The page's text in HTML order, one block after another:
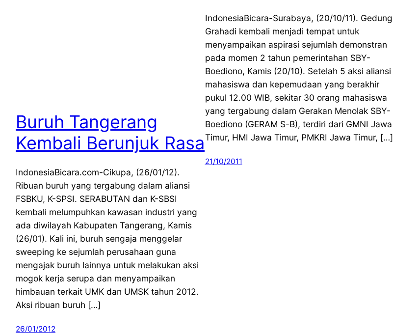
Buruh Tangerang
Kembali Berunjuk Rasa
IndonesiaBicara.com-Cikupa, (26/01/12).
Ribuan buruh yang tergabung dalam aliansi
FSBKU, K-SPSI. SERABUTAN dan K-SBSI
kembali melumpuhkan kawasan industri yang
ada diwilayah Kabupaten Tangerang, Kamis
(26/01). Kali ini, buruh sengaja menggelar
sweeping ke sejumlah perusahaan guna
mengajak buruh lainnya untuk melakukan aksi
mogok kerja serupa dan menyampaikan
himbauan terkait UMK dan UMSK tahun 2012.
Aksi ribuan buruh […]
26/01/2012
IndonesiaBicara-Surabaya, (20/10/11). Gedung
Grahadi kembali menjadi tempat untuk
menyampaikan aspirasi sejumlah demonstran
pada momen 2 tahun pemerintahan SBY-
Boediono, Kamis (20/10). Setelah 5 aksi aliansi
mahasiswa dan kepemudaan yang berakhir
pukul 12.00 WIB, sekitar 30 orang mahasiswa
yang tergabung dalam Gerakan Menolak SBY-
Boediono (GERAM S-B), terdiri dari GMNI Jawa
Timur, HMI Jawa Timur, PMKRI Jawa Timur, […]
21/10/2011